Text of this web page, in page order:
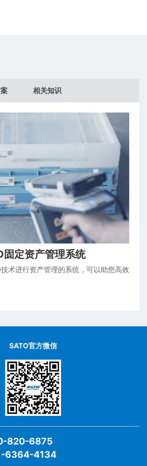
相关知识
固定资产管理系统
术进行资产管理的系统，可以助您高效
SATO官方微信
820-6875
6364-4134